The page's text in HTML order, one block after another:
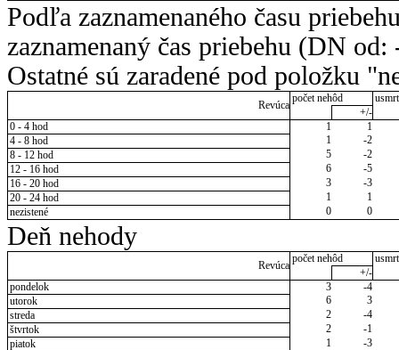
Podľa zaznamenaného času
zaznamenaný čas priebehu (DN
Ostatné sú zaradené pod položku
Revúca
počet nehôd
+/-
0 - 4 hod
1
1
4 - 8 hod
1
-2
8 - 12 hod
5
-2
12 - 16 hod
6
-5
16 - 20 hod
3
-3
20 - 24 hod
1
1
nezistené
0 0
Deň nehody
Revúca
počet nehôd
+/-
pondelok
3
-4
utorok
6
3
streda
2
-4
štvrtok
2
-1
piatok
1
-3